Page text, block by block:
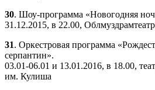
30. Шоу-программа «Новогодняя
31.12.2015, в 22.00,
31. Оркестровая программа
серпантин».
03.01-06.01 и 13.01.2016, в 18.00,
им. Кулиша